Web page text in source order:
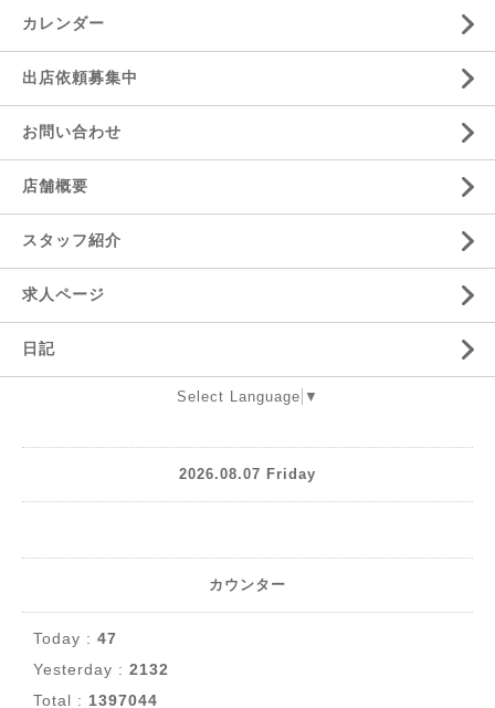
カレンダー
出店依頼募集中
お問い合わせ
店舗概要
スタッフ紹介
求人ページ
日記
Select Language ▼
2026.08.07 Friday
カウンター
Today : 47
Yesterday : 2132
Total : 1397044